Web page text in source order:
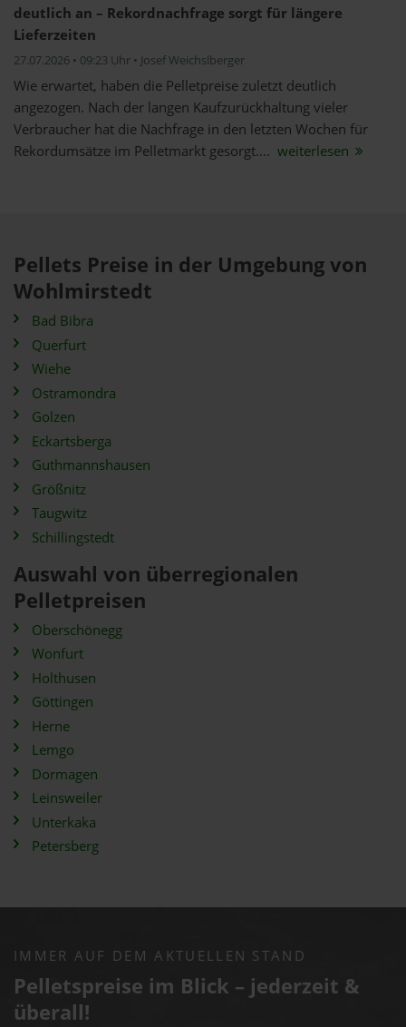
deutlich an – Rekordnachfrage sorgt für längere
Lieferzeiten
27.07.2026 • 09:23 Uhr • Josef Weichslberger
Wie erwartet, haben die Pelletpreise zuletzt deutlich
angezogen. Nach der langen Kaufzurückhaltung vieler
Verbraucher hat die Nachfrage in den letzten Wochen für
Rekordumsätze im Pelletmarkt gesorgt.... weiterlesen
Pellets Preise in der Umgebung von
Wohlmirstedt
Bad Bibra
Querfurt
Wiehe
Ostramondra
Golzen
Eckartsberga
Guthmannshausen
Größnitz
Taugwitz
Schillingstedt
Auswahl von überregionalen
Pelletpreisen
Oberschönegg
Wonfurt
Holthusen
Göttingen
Herne
Lemgo
Dormagen
Leinsweiler
Unterkaka
Petersberg
IMMER AUF DEM AKTUELLEN STAND
Pelletspreise im Blick – jederzeit &
überall!